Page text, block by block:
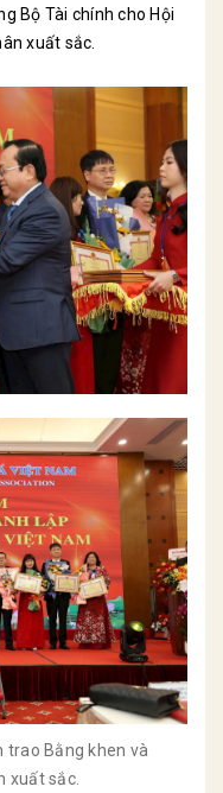
Bộ Tài chính cho Hội
xuất sắc.
trao Bằng khen và
xuất sắc.